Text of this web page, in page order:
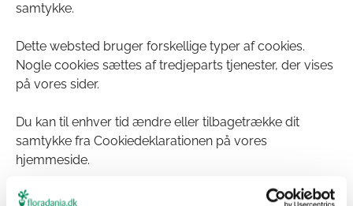
samtykke.
Dette websted bruger forskellige typer af cookies.
Nogle cookies sættes af tredjeparts tjenester, der vises
på vores sider.
Du kan til enhver tid ændre eller tilbagetrække dit
samtykke fra Cookiedeklarationen på vores
hjemmeside.
Få mere at vide om, hvem vi er, hvordan du kan